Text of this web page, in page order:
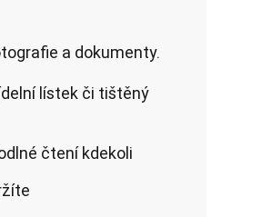
a dokumenty.
lístek či tištěný
čtení kdekoli